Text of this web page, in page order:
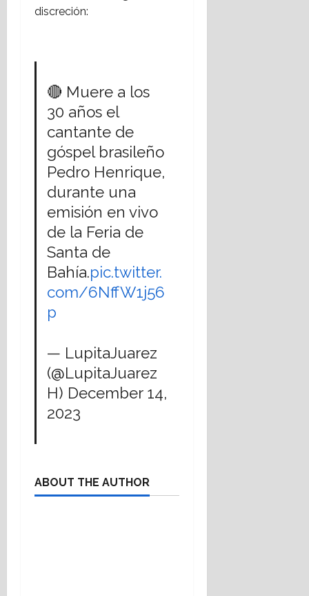
discreción:
🔴 Muere a los
30 años el
cantante de
góspel brasileño
Pedro Henrique,
durante una
emisión en vivo
de la Feria de
Santa de
Bahía.pic.twitter.
com/6NffW1j56
p
— LupitaJuarez
(@LupitaJuarez
H) December 14,
2023
ABOUT THE AUTHOR